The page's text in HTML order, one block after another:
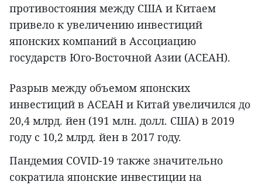
противостояния между США и Китаем
привело к увеличению инвестиций
японских компаний в Ассоциацию
государств Юго-Восточной Азии (АСЕАН).
Разрыв между объемом японских
инвестиций в АСЕАН и Китай увеличился до
20,4 млрд. йен (191 млн. долл. США) в 2019
году с 10,2 млрд. йен в 2017 году.
Пандемия COVID-19 также значительно
сократила японские инвестиции на